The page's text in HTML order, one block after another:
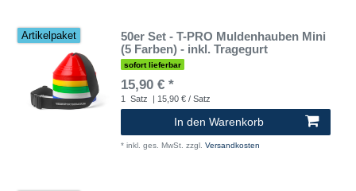
Artikelpaket
50er Set - T-PRO Muldenhauben Mini
(5 Farben) - inkl. Tragegurt
sofort lieferbar
15,90 € *
1 Satz | 15,90 € / Satz
In den Warenkorb
* inkl. ges. MwSt. zzgl. Versandkosten